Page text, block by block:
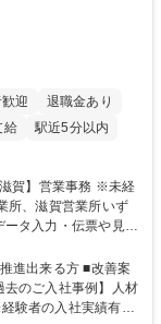
迎
退職金あり
給
駅近5分以内
タ入力・伝票や見積
る事務業務や業務改
ムがきちんと構築さ
環境です。また、
進出来る方 ■改善案
去のご入社事例】人材
験者の入社実績有